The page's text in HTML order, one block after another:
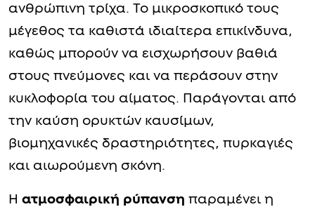
ανθρώπινη τρίχα. Το μικροσκοπικό τους
μέγεθος τα καθιστά ιδιαίτερα επικίνδυνα,
καθώς μπορούν να εισχωρήσουν βαθιά
στους πνεύμονες και να περάσουν στην
κυκλοφορία του αίματος. Παράγονται από
την καύση ορυκτών καυσίμων,
βιομηχανικές δραστηριότητες, πυρκαγιές
και αιωρούμενη σκόνη.
Η ατμοσφαιρική ρύπανση παραμένει η